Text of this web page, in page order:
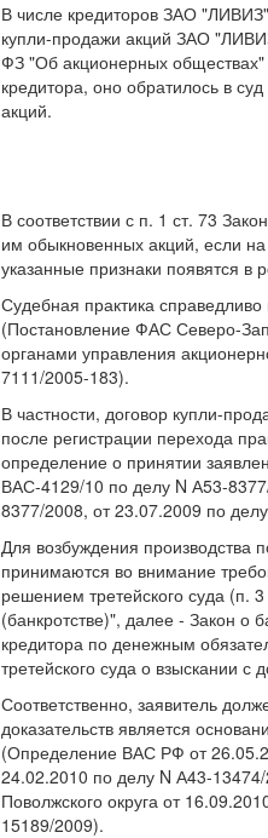
В числе кредиторов ЗАО
купли-продажи акций ЗАО
ФЗ "Об акционерных обществах"
кредитора, оно обратилось в
акций.
В соответствии с п. 1 ст. 73
им обыкновенных акций, если
указанные признаки появятся в
Судебная практика
(Постановление ФАС Северо-
органами управления
7111/2005-183).
В частности, договор купли-
после регистрации перехода
определение о принятии
ВАС-4129/10 по делу N А53-
8377/2008, от 23.07.2009 по
Для возбуждения производства
принимаются во внимание
решением третейского суда (п.
(банкротстве)", далее - Закон о
кредитора по денежным
третейского суда о взыскании с
Соответственно, заявитель
доказательств является
(Определение ВАС РФ от
24.02.2010 по делу N А43-
Поволжского округа от
15189/2009).